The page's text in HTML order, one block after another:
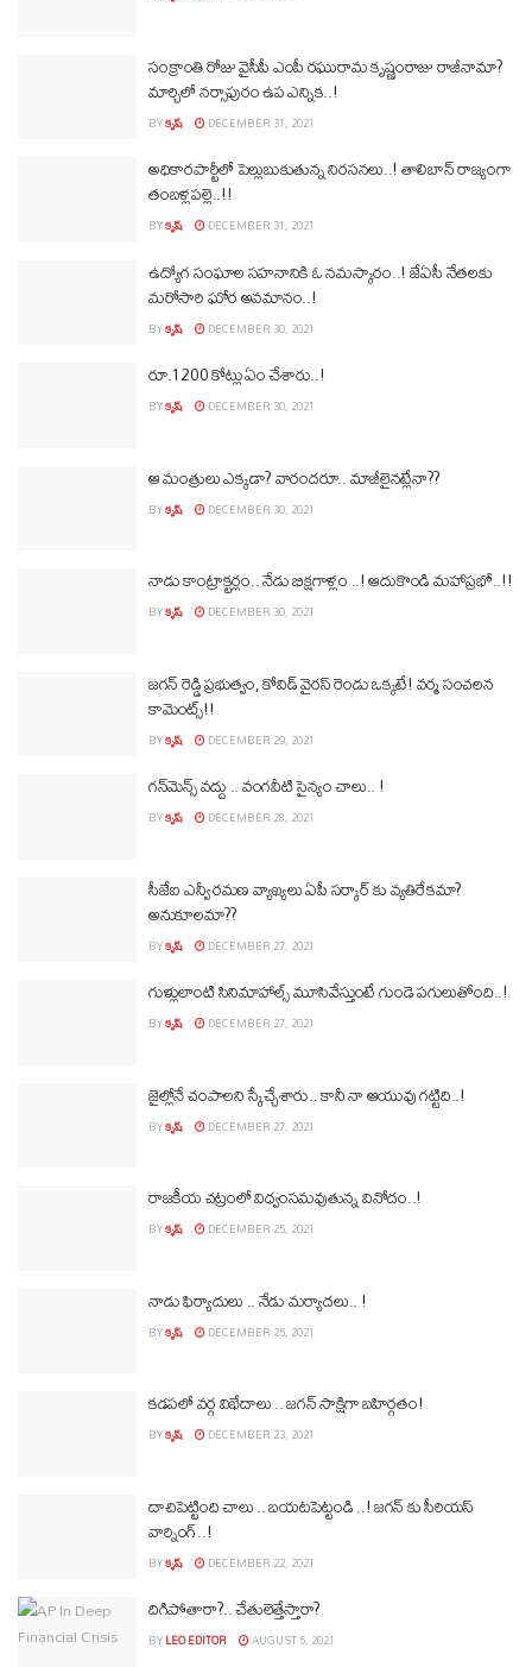
సంక్రాంతి రోజు వైసీపీ ఎంపీ రఘురామ కృష్ణంరాజు రాజీనామా?
మార్చిలో నర్సాపురం ఉప ఎన్నిక..!
BYకృష్ DECEMBER 31, 2021
అధికారపార్టీలో పెల్లుబుకుతున్న నిరసనలు..! తాలిబాన్ రాజ్యంగా
తంబళ్లపల్లె..!!
BYకృష్ DECEMBER 31, 2021
ఉద్యోగ సంఘాల సహనానికి ఓ నమస్కారం..! జేఏసీ నేతలకు
మరోసారి ఘోర అవమానం..!
BYకృష్ DECEMBER 30, 2021
రూ.1200 కోట్లు ఏం చేశారు..!
BYకృష్ DECEMBER 30, 2021
ఆ మంత్రులు ఎక్కడా? వారందరూ.. మాజీలైనట్లేనా??
BYకృష్ DECEMBER 30, 2021
నాడు కాంట్రాక్టర్లం.. నేడు భిక్షగాళ్లం ..! ఆదుకొండి మహాప్రభో..!!
BYకృష్ DECEMBER 30, 2021
జగన్ రెడ్డి ప్రభుత్వం, కోవిడ్ వైరస్ రెండు ఒక్కటే! వర్మ సంచలన
కామెంట్స్!!
BYకృష్ DECEMBER 29, 2021
గన్‎మెన్స్ వద్దు .. వంగవీటి సైన్యం చాలు.. !
BYకృష్ DECEMBER 28, 2021
సీజేఐ ఎన్వీ రమణ వ్యాఖ్యలు ఏపీ సర్కార్ కు వ్యతిరేకమా?
అనుకూలమా??
BYకృష్ DECEMBER 27, 2021
గుళ్లులాంటి సినిమాహాల్స్ మూసివేస్తుంటే గుండె పగులుతోంది..!
BYకృష్ DECEMBER 27, 2021
జైల్లోనే చంపాలని స్కేచ్చేశారు.. కానీ నా ఆయువు గట్టిది..!
BYకృష్ DECEMBER 27, 2021
రాజకీయ చట్రంలో విధ్వంసమవుతున్న వినోదం..!
BYకృష్ DECEMBER 25, 2021
నాడు ఫిర్యాదులు .. నేడు మర్యాదలు.. !
BYకృష్ DECEMBER 25, 2021
కడపలో వర్గ విభేదాలు .. జగన్ సాక్షిగా బహిర్గతం!
BYకృష్ DECEMBER 23, 2021
దాచిపెట్టింది చాలు .. బయటపెట్టండి ..! జగన్ కు సీరియస్
వార్నింగ్..!
BYకృష్ DECEMBER 22, 2021
దిగిపోతారా?.. చేతులెత్తేస్తారా?
BYLEO EDITOR AUGUST 5, 2021